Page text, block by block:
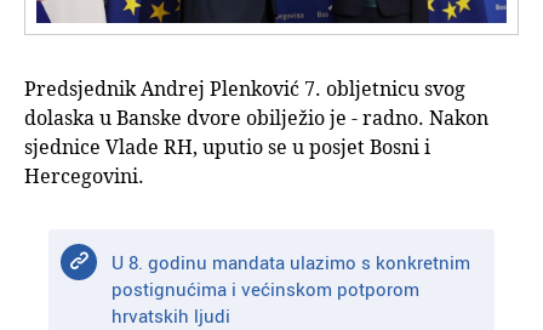
Predsjednik Andrej Plenković 7. obljetnicu svog
dolaska u Banske dvore obilježio je - radno. Nakon
sjednice Vlade RH, uputio se u posjet Bosni i
Hercegovini.
U 8. godinu mandata ulazimo s konkretnim
postignućima i većinskom potporom
hrvatskih ljudi